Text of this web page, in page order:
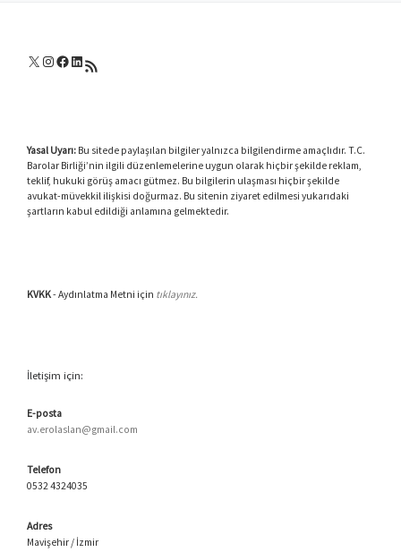
X Instagram
Facebook
LinkedIn
RSS akışı
Yasal Uyarı:Bu sitede paylaşılan bilgiler yalnızca bilgilendirme amaçlıdır. T.C.
Barolar Birliği’nin ilgili düzenlemelerine uygun olarak hiçbir şekilde reklam,
teklif, hukuki görüş amacı gütmez. Bu bilgilerin ulaşması hiçbir şekilde
avukat-müvekkil ilişkisi doğurmaz. Bu sitenin ziyaret edilmesi yukarıdaki
şartların kabul edildiği anlamına gelmektedir.
KVKK- Aydınlatma Metni için tıklayınız.
İletişim için:
E-posta
av.erolaslan@gmail.com
Telefon
0532 4324035
Adres
Mavişehir / İzmir